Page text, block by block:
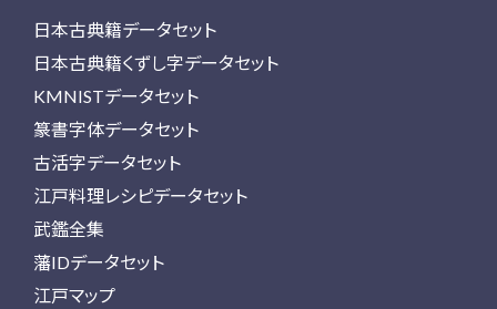
日本古典籍データセット
日本古典籍くずし字データセット
KMNISTデータセット
篆書字体データセット
古活字データセット
江戸料理レシピデータセット
武鑑全集
藩IDデータセット
江戸マップ